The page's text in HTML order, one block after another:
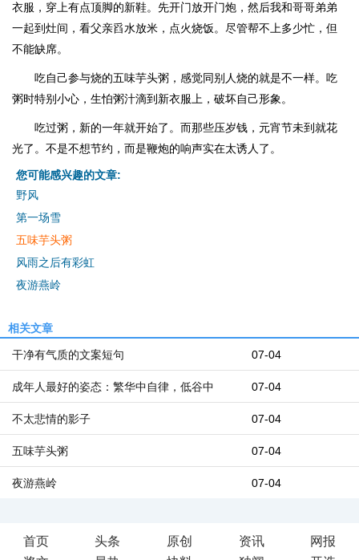
衣服，穿上有点顶脚的新鞋。先开门放开门炮，然后我和哥哥弟弟
一起到灶间，看父亲舀水放米，点火烧饭。尽管帮不上多少忙，但
不能缺席。
吃自己参与烧的五味芋头粥，感觉同别人烧的就是不一样。吃
粥时特别小心，生怕粥汁滴到新衣服上，破坏自己形象。
吃过粥，新的一年就开始了。而那些压岁钱，元宵节未到就花
光了。不是不想节约，而是鞭炮的响声实在太诱人了。
您可能感兴趣的文章:
野风
第一场雪
五味芋头粥
风雨之后有彩虹
夜游燕岭
相关文章
07-04
干净有气质的文案短句
07-04
成年人最好的姿态：繁华中自律，低谷中
07-04
不太悲情的影子
07-04
五味芋头粥
07-04
夜游燕岭
首页 头条 原创 资讯
网报